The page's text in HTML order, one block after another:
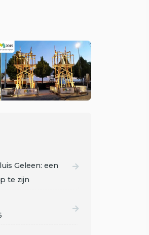
Geleen: een
te zijn